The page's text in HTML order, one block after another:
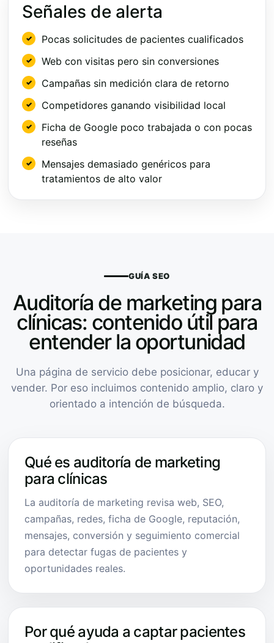
Señales de alerta
Pocas solicitudes de pacientes cualificados
Web con visitas pero sin conversiones
Campañas sin medición clara de retorno
Competidores ganando visibilidad local
Ficha de Google poco trabajada o con pocas
reseñas
Mensajes demasiado genéricos para
tratamientos de alto valor
GUÍA SEO
Auditoría de marketing para
clínicas: contenido útil para
entender la oportunidad
Una página de servicio debe posicionar, educar y
vender. Por eso incluimos contenido amplio, claro y
orientado a intención de búsqueda.
Qué es auditoría de marketing
para clínicas
La auditoría de marketing revisa web, SEO,
campañas, redes, ficha de Google, reputación,
mensajes, conversión y seguimiento comercial
para detectar fugas de pacientes y
oportunidades reales.
Por qué ayuda a captar pacientes